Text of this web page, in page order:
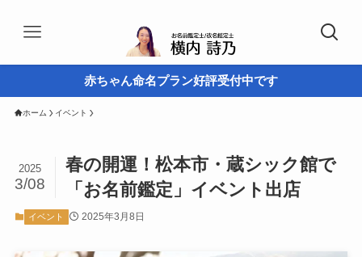
赤ちゃん命名プラン好評受付中です
ホーム イベント
春の開運！松本市・蔵シック館で
「お名前鑑定」イベント出店
2025
3/08
イベント 2025年3月8日